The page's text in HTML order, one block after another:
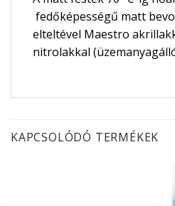
fedőképességű matt
elteltével Maestro
nitrolakkal
KAPCSOLÓDÓ TERMÉKEK